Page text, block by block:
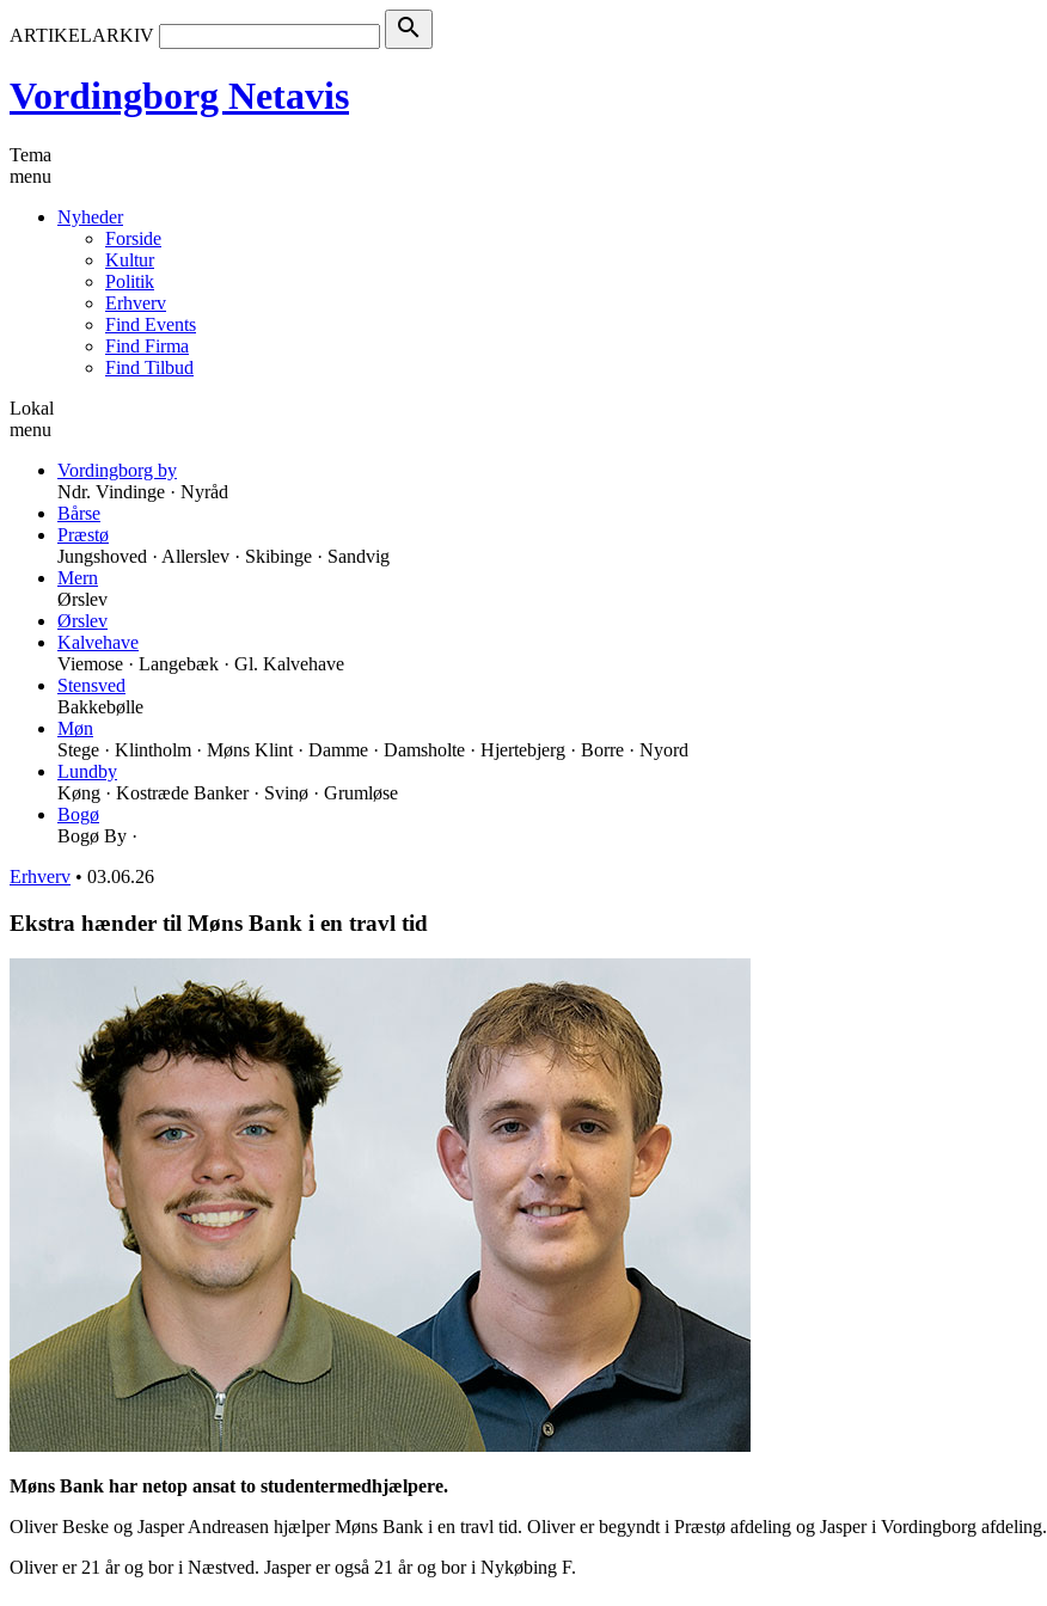
ARTIKELARKIV search
Vordingborg Netavis
Tema
menu
Nyheder
Forside
Kultur
Politik
Erhverv
Find Events
Find Firma
Find Tilbud
Lokal
menu
Vordingborg by
Ndr. Vindinge · Nyråd
Bårse
Præstø
Jungshoved · Allerslev · Skibinge · Sandvig
Mern
Ørslev
Ørslev
Kalvehave
Viemose · Langebæk · Gl. Kalvehave
Stensved
Bakkebølle
Møn
Stege · Klintholm · Møns Klint · Damme · Damsholte · Hjertebjerg · Borre · Nyord
Lundby
Køng · Kostræde Banker · Svinø · Grumløse
Bogø
Bogø By ·
Erhverv • 03.06.26
Ekstra hænder til Møns Bank i en travl tid
Møns Bank har netop ansat to studentermedhjælpere.
Oliver Beske og Jasper Andreasen hjælper Møns Bank i en travl tid. Oliver er begyndt i Præstø afdeling og Jasper i Vordingborg afdeling.
Oliver er 21 år og bor i Næstved. Jasper er også 21 år og bor i Nykøbing F.